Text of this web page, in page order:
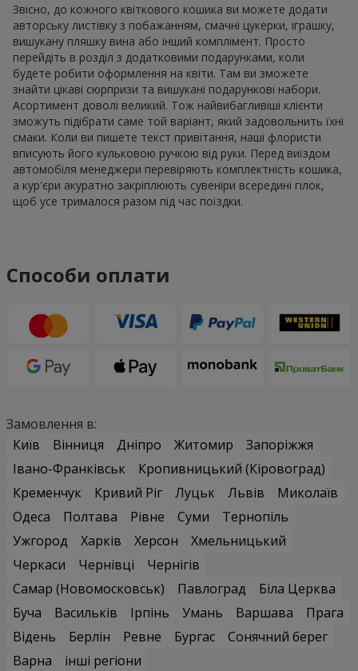
Звісно, до кожного квіткового кошика ви можете додати
авторську листівку з побажанням, смачні цукерки, іграшку,
вишукану пляшку вина або інший комплімент. Просто
перейдіть в розділ з додатковими подарунками, коли
будете робити оформлення на квіти. Там ви зможете
знайти цікаві сюрпризи та вишукані подарункові набори.
Асортимент доволі великий. Тож найвибагливіші клієнти
зможуть підібрати саме той варіант, який задовольнить їхні
смаки. Коли ви пишете текст привітання, наші флористи
вписують його кульковою ручкою від руки. Перед виїздом
автомобіля менеджери перевіряють комплектність кошика,
а кур'єри акуратно закріплюють сувеніри всередині гілок,
щоб усе трималося разом під час поїздки.
Способи оплати
Замовлення в:
Київ
Вінниця Дніпро Житомир
Запоріжжя
Івано-Франківськ
Кропивницький (Кіровоград)
Кременчук
Кривий Ріг Луцьк Львів
Миколаїв
Одеса
Полтава Рівне Суми
Тернопіль
Ужгород
Харків Херсон
Хмельницький
Черкаси
Чернівці
Чернігів
Самар (Новомосковськ)
Павлоград
Біла Церква
Буча
Васильків Ірпінь Умань Варшава
Прага
Відень
Берлін Ревне Бургас
Сонячний берег
Варна
інші регіони